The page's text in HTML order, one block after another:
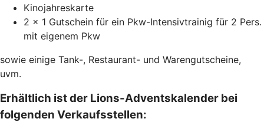
Kinojahreskarte
2 x 1 Gutschein für ein Pkw-Intensivtrainig für 2 Pers.
mit eigenem Pkw
sowie einige Tank-, Restaurant- und Warengutscheine,
uvm.
Erhältlich ist der Lions-Adventskalender bei
folgenden Verkaufsstellen: